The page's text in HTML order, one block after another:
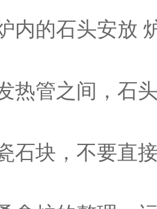
内的石头安放
热管之间，石
石块，不要直